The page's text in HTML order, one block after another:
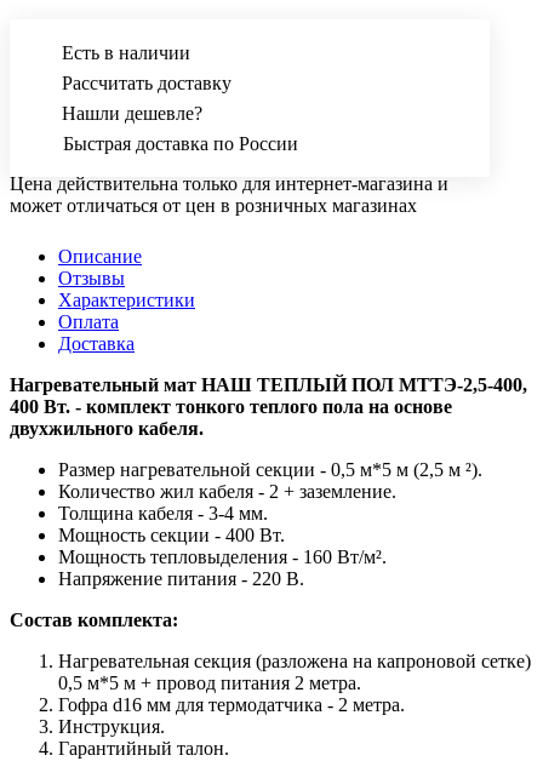
Есть в наличии
Рассчитать доставку
Нашли дешевле?
Быстрая доставка по России
Цена действительна только для интернет-магазина и
может отличаться от цен в розничных магазинах
Описание
Отзывы
Характеристики
Оплата
Доставка
Нагревательный мат НАШ ТЕПЛЫЙ ПОЛ МТТЭ-2,5-400,
400 Вт. - комплект тонкого теплого пола на основе
двухжильного кабеля.
Размер нагревательной секции - 0,5 м*5 м (2,5 м ²).
Количество жил кабеля - 2 + заземление.
Толщина кабеля - 3-4 мм.
Мощность секции - 400 Вт.
Мощность тепловыделения - 160 Вт/м².
Напряжение питания - 220 В.
Состав комплекта:
Нагревательная секция (разложена на капроновой сетке)
0,5 м*5 м + провод питания 2 метра.
Гофра d16 мм для термодатчика - 2 метра.
Инструкция.
Гарантийный талон.